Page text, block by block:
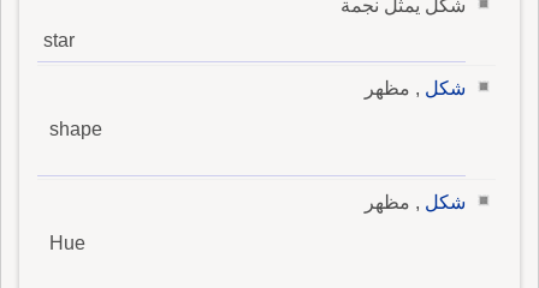
شكل يمثل نجمة
star
شكل , مظهر
shape
شكل , مظهر
Hue